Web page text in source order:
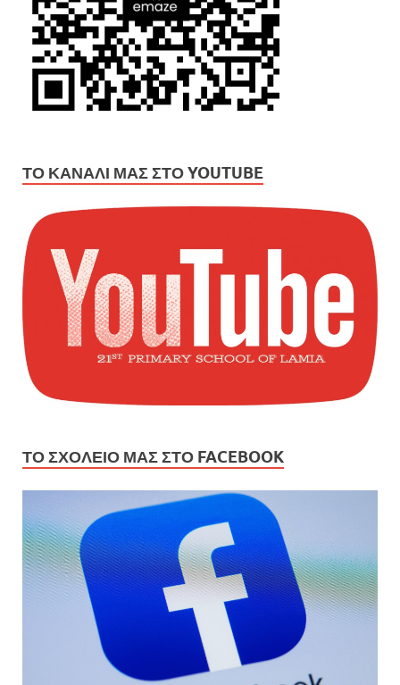
ΤΟ ΚΑΝΆΛΙ ΜΑΣ ΣΤΟ YOUTUBE
ΤΟ ΣΧΟΛΕΙΟ ΜΑΣ ΣΤΟ FACEBOOK